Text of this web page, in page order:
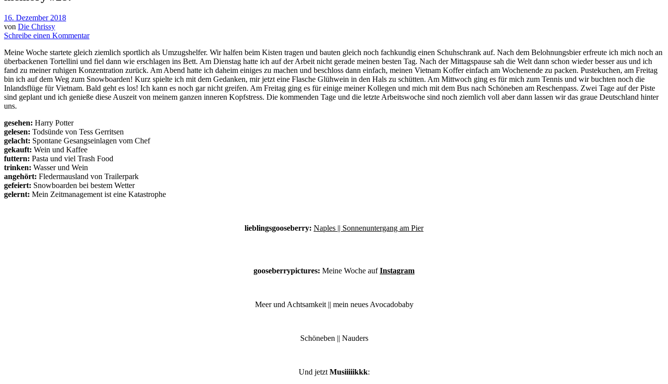
16. Dezember 2018
von Die Chrissy
Schreibe einen Kommentar
Meine Woche startete gleich ziemlich sportlich als Umzugshelfer. Wir halfen beim Kisten tragen und bauten gleich noch fachkundig einen Schuhschrank auf. Nach dem Belohnungsbier erfreute ich mich noch an
überbackenen Tortellini und fiel dann wie erschlagen ins Bett. Am Dienstag hatte ich auf der Arbeit nicht gerade meinen besten Tag. Nach der Mittagspause sah die Welt dann schon wieder besser aus und ich
fand zu meiner ruhigen Konzentration zurück. Am Abend hatte ich daheim einiges zu machen und beschloss dann einfach, meinen Vietnam Koffer einfach am Wochenende zu packen. Pustekuchen, am Freitag
bin ich auf dem Weg zum Snowboarden! Kurz spielte ich mit dem Gedanken, mir jetzt eine Flasche Glühwein in den Hals zu schütten. Am Mittwoch ging es für mich zum Tennis und wir buchten noch die
Inlandsflüge für Vietnam. Bald geht es los! Ich kann es noch gar nicht greifen. Am Freitag ging es für einige meiner Kollegen und mich mit dem Bus nach Schöneben am Reschenpass. Zwei Tage auf der Piste
sind geplant und ich genieße diese Auszeit von meinem ganzen inneren Kopfstress. Die kommenden Tage und die letzte Arbeitswoche sind noch ziemlich voll aber dann lassen wir das graue Deutschland hinter
uns.
gesehen: Harry Potter
gelesen: Todsünde von Tess Gerritsen
gelacht: Spontane Gesangseinlagen vom Chef
gekauft: Wein und Kaffee
futtern: Pasta und viel Trash Food
trinken: Wasser und Wein
angehört: Fledermausland von Trailerpark
gefeiert: Snowboarden bei bestem Wetter
gelernt: Mein Zeitmanagement ist eine Katastrophe
lieblingsgooseberry: Naples || Sonnenuntergang am Pier
gooseberrypictures: Meine Woche aufInstagram
Meer und Achtsamkeit || mein neues Avocadobaby
Schöneben || Nauders
Und jetzt Musiiiiikkk: